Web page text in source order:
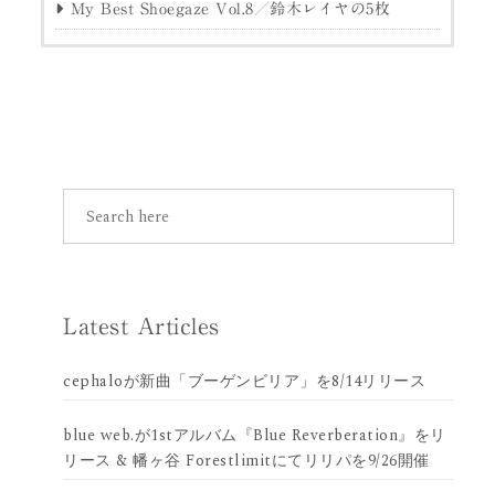
My Best Shoegaze Vol.8／鈴木レイヤの5枚
Latest Articles
cephaloが新曲「ブーゲンビリア」を8/14リリース
blue web.が1stアルバム『Blue Reverberation』をリ
リース & 幡ヶ谷 Forestlimitにてリリパを9/26開催